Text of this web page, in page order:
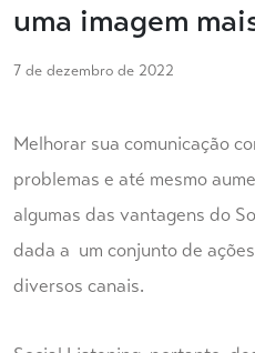
uma imagem
7 de dezembro de 2022
Melhorar sua comunicação
problemas e até mesmo
algumas das vantagens do
dada a um conjunto de
diversos canais.